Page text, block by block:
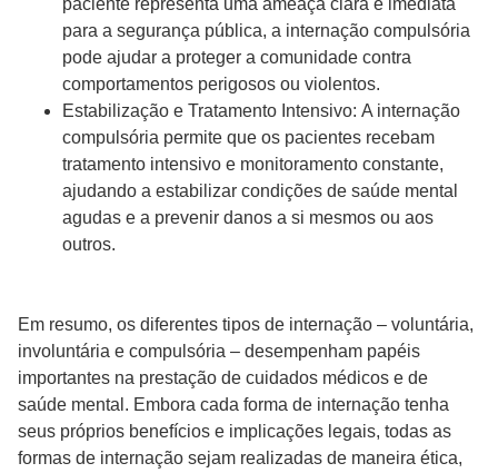
paciente representa uma ameaça clara e imediata
para a segurança pública, a internação compulsória
pode ajudar a proteger a comunidade contra
comportamentos perigosos ou violentos.
Estabilização e Tratamento Intensivo: A internação
compulsória permite que os pacientes recebam
tratamento intensivo e monitoramento constante,
ajudando a estabilizar condições de saúde mental
agudas e a prevenir danos a si mesmos ou aos
outros.
Em resumo, os diferentes tipos de internação – voluntária,
involuntária e compulsória – desempenham papéis
importantes na prestação de cuidados médicos e de
saúde mental. Embora cada forma de internação tenha
seus próprios benefícios e implicações legais, todas as
formas de internação sejam realizadas de maneira ética,